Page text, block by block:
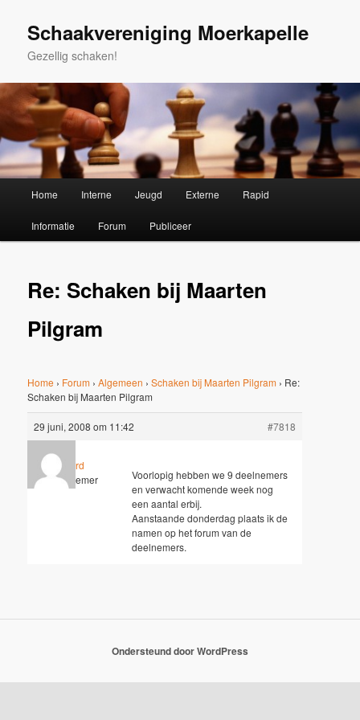
primaire
Schaakvereniging Moerkapelle
Gezellig schaken!
Home Interne Jeugd Externe Rapid
Informatie Forum Publiceer
Re: Schaken bij Maarten
Pilgram
Home › Forum › Algemeen › Schaken bij Maarten Pilgram › Re:
Schaken bij Maarten Pilgram
29 juni, 2008 om 11:42 #7818
Gerard
Deelnemer
Voorlopig hebben we 9 deelnemers
en verwacht komende week nog
een aantal erbij.
Aanstaande donderdag plaats ik de
namen op het forum van de
deelnemers.
Ondersteund door WordPress